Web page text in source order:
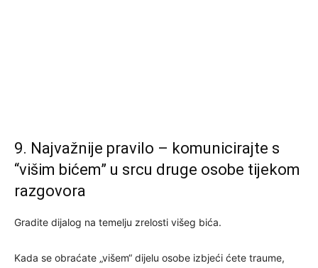
9. Najvažnije pravilo – komunicirajte s
“višim bićem” u srcu druge osobe tijekom
razgovora
Gradite dijalog na temelju zrelosti višeg bića.
Kada se obraćate „višem“ dijelu osobe izbjeći ćete traume,